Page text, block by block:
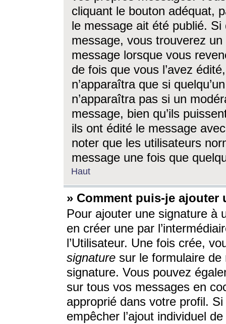
cliquant le bouton adéquat,
le message ait été publié. Si
message, vous trouverez
message lorsque vous
de fois que vous l’avez
n’apparaîtra que si
n’apparaîtra pas si un
message, bien qu’ils
ils ont édité le message
noter que les utilisateurs
message une fois que
Haut
» Comment puis-je ajouter
Pour ajouter une signature à
en créer une par
l’Utilisateur. Une fois crée,
signature sur le formulaire de
signature. Vous pouvez
sur tous vos messages en
approprié dans votre profil.
empêcher l’ajout individuel